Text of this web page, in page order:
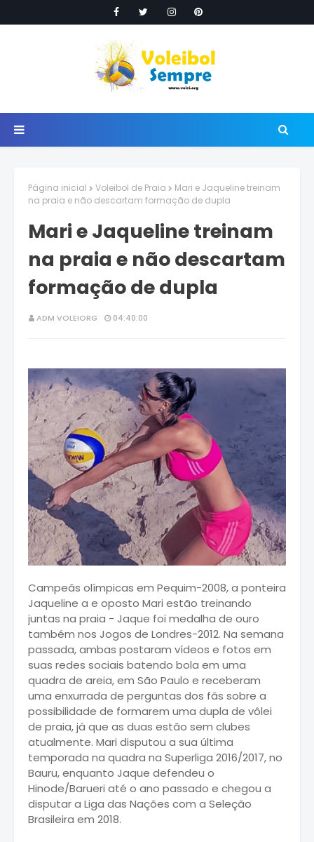
Página inicial Voleibol de Praia
Mari e Jaqueline treinam
na praia e não descartam formação de dupla
Mari e Jaqueline treinam
na praia e não descartam
formação de dupla
ADM VOLEIORG 04:40:00
Campeãs olímpicas em Pequim-2008, a ponteira
Jaqueline a e oposto Mari estão treinando
juntas na praia - Jaque foi medalha de ouro
também nos Jogos de Londres-2012. Na semana
passada, ambas postaram vídeos e fotos em
suas redes sociais batendo bola em uma
quadra de areia, em São Paulo e receberam
uma enxurrada de perguntas dos fãs sobre a
possibilidade de formarem uma dupla de vôlei
de praia, já que as duas estão sem clubes
atualmente. Mari disputou a sua última
temporada na quadra na Superliga 2016/2017, no
Bauru, enquanto Jaque defendeu o
Hinode/Barueri até o ano passado e chegou a
disputar a Liga das Nações com a Seleção
Brasileira em 2018.